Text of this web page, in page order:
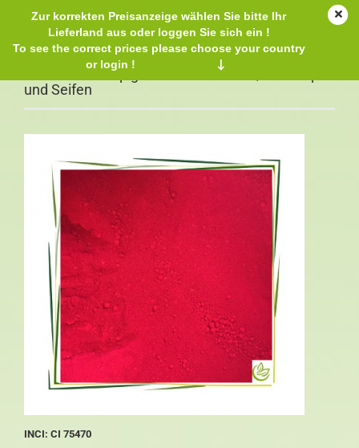
Zur korrekten Preisanzeige wählen Sie bitte Ihr
Lieferland aus oder loggen Sie sich ein !
To see the correct prices please choose your country
or login !
↓
natürliches Rotpigment für Kosmetik, Make-up
und Seifen
INCI: CI 75470